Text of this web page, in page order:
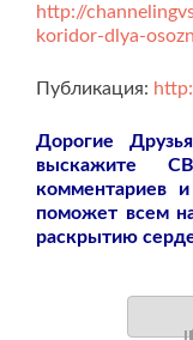
http://
koridor-dlya-
Публикация:
Дорогие
выскажите
комментариев
поможет всем
раскрытию